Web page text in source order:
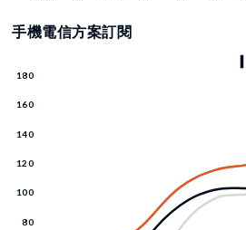
手機電信方案訂閱